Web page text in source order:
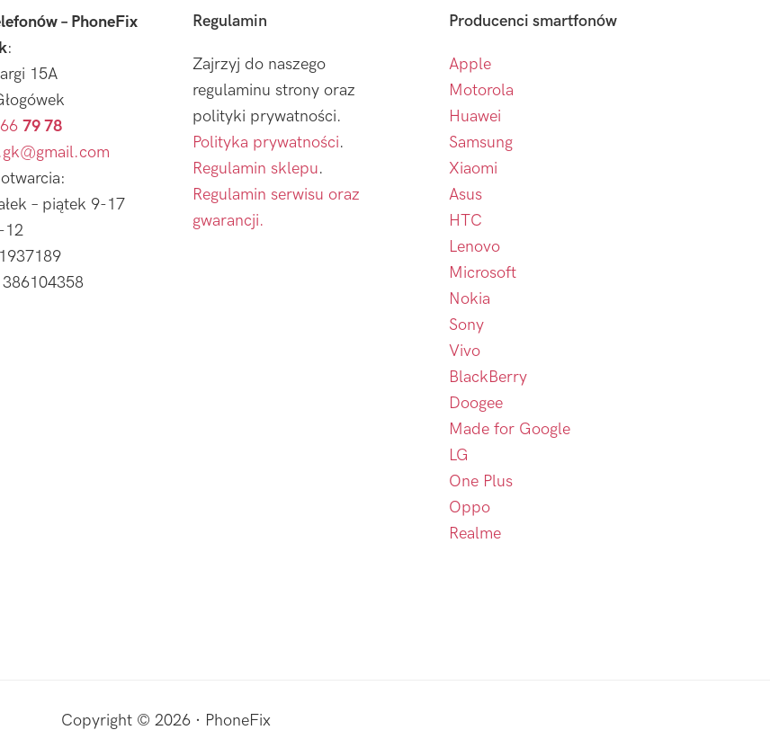
– PhoneFix
:
15A
79 78
– piątek 9-17
12
386104358
Regulamin
Zajrzyj do naszego
regulaminu strony oraz
polityki prywatności.
Polityka prywatności.
Regulamin sklepu.
Regulamin serwisu oraz
gwarancji.
Producenci smartfonów
Apple
Motorola
Huawei
Samsung
Xiaomi
Asus
HTC
Lenovo
Microsoft
Nokia
Sony
Vivo
BlackBerry
Doogee
Made for Google
LG
One Plus
Oppo
Realme
Copyright © 2026 · PhoneFix